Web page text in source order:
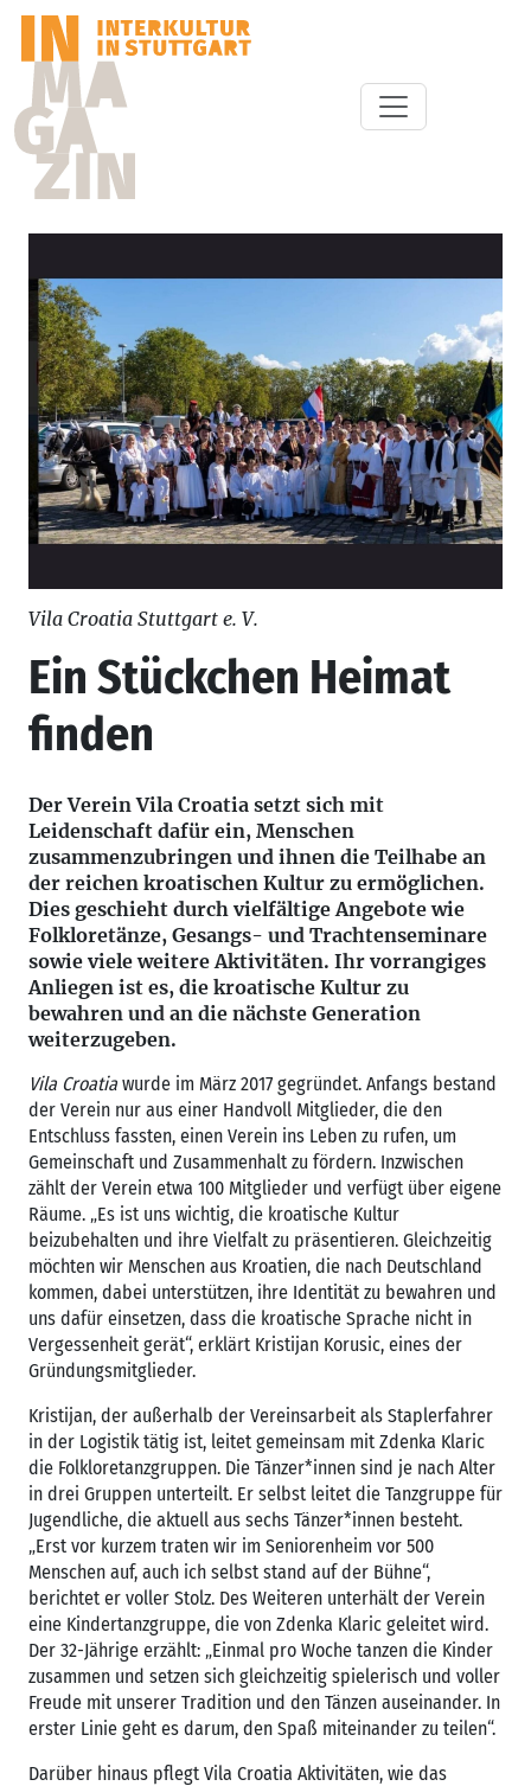
Vila Croatia Stuttgart e. V.
Ein Stückchen Heimat
finden
Der Verein Vila Croatia setzt sich mit
Leidenschaft dafür ein, Menschen
zusammenzubringen und ihnen die Teilhabe an
der reichen kroatischen Kultur zu ermöglichen.
Dies geschieht durch vielfältige Angebote wie
Folkloretänze, Gesangs- und Trachtenseminare
sowie viele weitere Aktivitäten. Ihr vorrangiges
Anliegen ist es, die kroatische Kultur zu
bewahren und an die nächste Generation
weiterzugeben.
Vila Croatia wurde im März 2017 gegründet. Anfangs bestand
der Verein nur aus einer Handvoll Mitglieder, die den
Entschluss fassten, einen Verein ins Leben zu rufen, um
Gemeinschaft und Zusammenhalt zu fördern. Inzwischen
zählt der Verein etwa 100 Mitglieder und verfügt über eigene
Räume. „Es ist uns wichtig, die kroatische Kultur
beizubehalten und ihre Vielfalt zu präsentieren. Gleichzeitig
möchten wir Menschen aus Kroatien, die nach Deutschland
kommen, dabei unterstützen, ihre Identität zu bewahren und
uns dafür einsetzen, dass die kroatische Sprache nicht in
Vergessenheit gerät“, erklärt Kristijan Korusic, eines der
Gründungsmitglieder.
Kristijan, der außerhalb der Vereinsarbeit als Staplerfahrer
in der Logistik tätig ist, leitet gemeinsam mit Zdenka Klaric
die Folkloretanzgruppen. Die Tänzer*innen sind je nach Alter
in drei Gruppen unterteilt. Er selbst leitet die Tanzgruppe für
Jugendliche, die aktuell aus sechs Tänzer*innen besteht.
„Erst vor kurzem traten wir im Seniorenheim vor 500
Menschen auf, auch ich selbst stand auf der Bühne“,
berichtet er voller Stolz. Des Weiteren unterhält der Verein
eine Kindertanzgruppe, die von Zdenka Klaric geleitet wird.
Der 32-Jährige erzählt: „Einmal pro Woche tanzen die Kinder
zusammen und setzen sich gleichzeitig spielerisch und voller
Freude mit unserer Tradition und den Tänzen auseinander. In
erster Linie geht es darum, den Spaß miteinander zu teilen“.
Darüber hinaus pflegt Vila Croatia Aktivitäten, wie das